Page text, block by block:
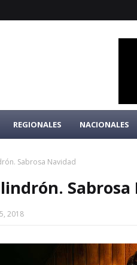
REGIONALES NACIONALES
Sabrosa Navidad
Sabrosa
2018